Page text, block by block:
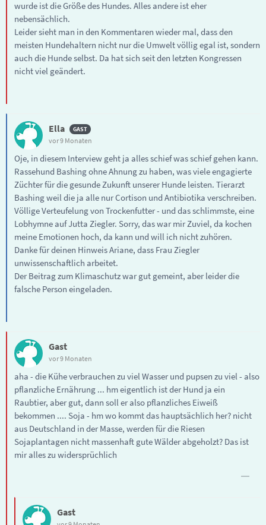
wurde ist die Größe des Hundes. Alles andere ist eher
nebensächlich.
Leider sieht man in den Kommentaren wieder mal, dass den
meisten Hundehaltern nicht nur die Umwelt völlig egal ist, sondern
auch die Hunde selbst. Da hat sich seit den letzten Kongressen
nicht viel geändert.
Ella
vor 9 Monaten
Oje, in diesem Interview geht ja alles schief was schief gehen kann.
Rassehund Bashing ohne Ahnung zu haben, was viele engagierte
Züchter für die gesunde Zukunft unserer Hunde leisten. Tierarzt
Bashing weil die ja alle nur Cortison und Antibiotika verschreiben.
Völlige Verteufelung von Trockenfutter - und das schlimmste, eine
Lobhymne auf Jutta Ziegler. Sorry, das war mir Zuviel, da kochen
meine Emotionen hoch, da kann und will ich nicht zuhören.
Danke für deinen Hinweis Ariane, dass Frau Ziegler
unwissenschaftlich arbeitet.
Der Beitrag zum Klimaschutz war gut gemeint, aber leider die
falsche Person eingeladen.
Gast
vor 9 Monaten
aha - die Kühe verbrauchen zu viel Wasser und pupsen zu viel - also
pflanzliche Ernährung ... hm eigentlich ist der Hund ja ein
Raubtier, aber gut, dann soll er also pflanzliches Eiweiß
bekommen .... Soja - hm wo kommt das hauptsächlich her? nicht
aus Deutschland in der Masse, werden für die Riesen
Sojaplantagen nicht massenhaft gute Wälder abgeholzt? Das ist
mir alles zu widersprüchlich
Gast